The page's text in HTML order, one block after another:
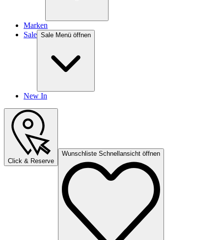
Marken
Sale Sale Menü öffnen
New In
Click & Reserve
Wunschliste Schnellansicht öffnen